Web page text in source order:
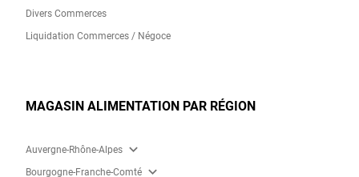
Divers Commerces
Liquidation Commerces / Négoce
MAGASIN ALIMENTATION PAR RÉGION
Auvergne-Rhône-Alpes expand_more
Bourgogne-Franche-Comté expand_more